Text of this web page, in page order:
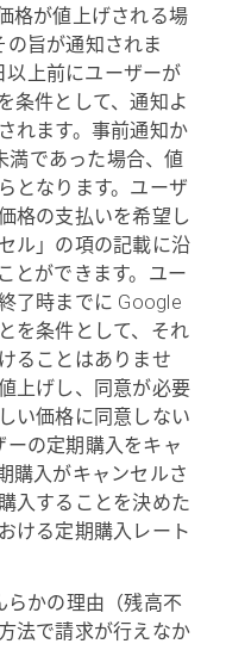
格が値上げされる場
旨が通知されま
以上前にユーザーが
条件として、通知よ
れます。事前通知か
満であった場合、値
となります。ユーザ
格の支払いを希望し
ル」の項の記載に沿
とができます。ユー
了時までに Google
を条件として、それ
ることはありませ
上げし、同意が必要
い価格に同意しない
の定期購入をキャ
購入がキャンセルさ
入することを決めた
ける定期購入レート
らかの理由（残高不
法で請求が行えなか